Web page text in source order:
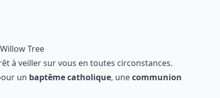
Tree
à veiller sur vous en toutes circonstances.
un baptême catholique, unecommunion